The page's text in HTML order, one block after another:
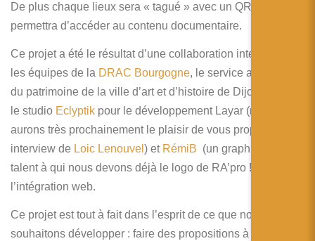
De plus chaque lieux sera « tagué » avec un QR-code qui
permettra d’accéder au contenu documentaire.
Ce projet a été le résultat d’une collaboration intense entre
les équipes de la DRAC Bourgogne, le service animation
du patrimoine de la ville d’art et d’histoire de Dijon, RA’pro,
le studio Eclyptik pour le développement Layar (nous
aurons très prochainement le plaisir de vous proposer un
interview de Loic Lenouvel ) et RémiB (un graphiste de
talent à qui nous devons déjà le logo de RA’pro !) pour
l’intégration web.
Ce projet est tout à fait dans l’esprit de ce que nous
souhaitons développer : faire des propositions à des